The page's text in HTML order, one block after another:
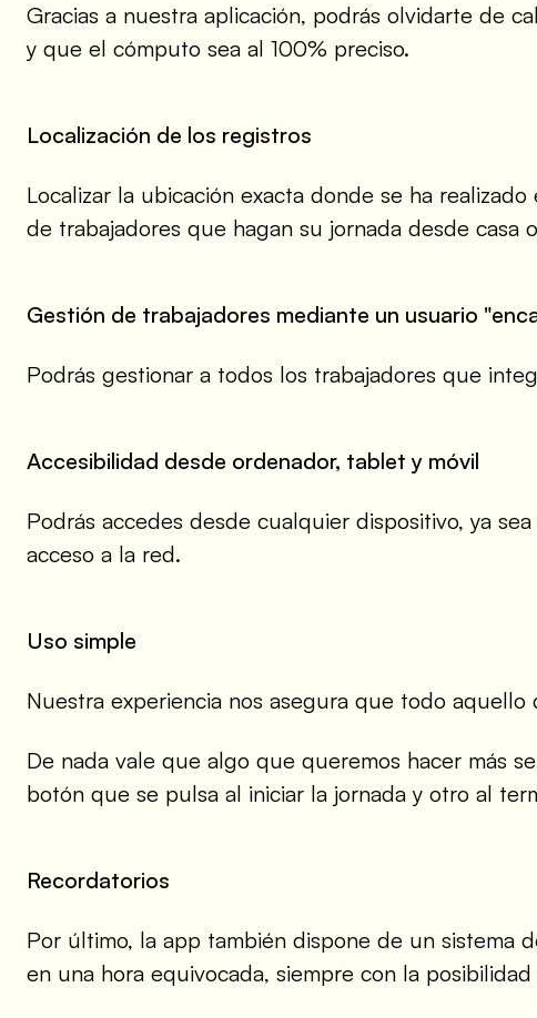
Gracias a nuestra aplicación, podrás olvidarte de
y que el cómputo sea al 100% preciso.
Localización de los registros
Localizar la ubicación exacta donde se ha
de trabajadores que hagan su jornada desde casa
Gestión de trabajadores mediante un usuario
Podrás gestionar a todos los trabajadores que
Accesibilidad desde ordenador, tablet y móvil
Podrás accedes desde cualquier dispositivo, ya
acceso a la red.
Uso simple
Nuestra experiencia nos asegura que todo
De nada vale que algo que queremos hacer más
botón que se pulsa al iniciar la jornada y otro al
Recordatorios
Por último, la app también dispone de un sistema
en una hora equivocada, siempre con la